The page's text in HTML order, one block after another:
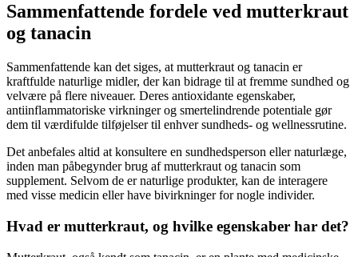
Sammenfattende fordele ved mutterkraut
og tanacin
Sammenfattende kan det siges, at mutterkraut og tanacin er
kraftfulde naturlige midler, der kan bidrage til at fremme sundhed og
velvære på flere niveauer. Deres antioxidante egenskaber,
antiinflammatoriske virkninger og smertelindrende potentiale gør
dem til værdifulde tilføjelser til enhver sundheds- og wellnessrutine.
Det anbefales altid at konsultere en sundhedsperson eller naturlæge,
inden man påbegynder brug af mutterkraut og tanacin som
supplement. Selvom de er naturlige produkter, kan de interagere
med visse medicin eller have bivirkninger for nogle individer.
Hvad er mutterkraut, og hvilke egenskaber har det?